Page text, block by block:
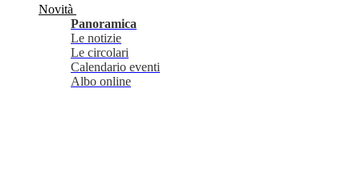
Novità
Panoramica
Le notizie
Le circolari
Calendario eventi
Albo online